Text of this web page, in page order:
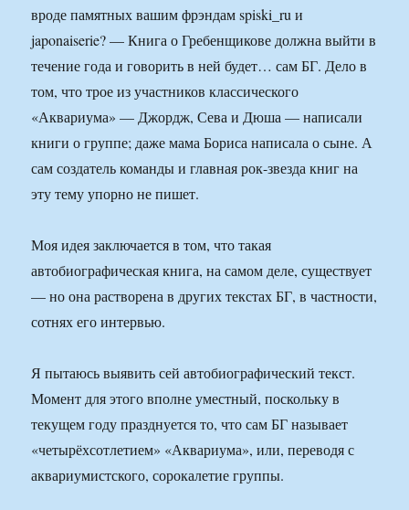
вроде памятных вашим фрэндам spiski_ru и
japonaiserie? — Книга о Гребенщикове должна выйти в
течение года и говорить в ней будет… сам БГ. Дело в
том, что трое из участников классического
«Аквариума» — Джордж, Сева и Дюша — написали
книги о группе; даже мама Бориса написала о сыне. А
сам создатель команды и главная рок-звезда книг на
эту тему упорно не пишет.
Моя идея заключается в том, что такая
автобиографическая книга, на самом деле, существует
— но она растворена в других текстах БГ, в частности,
сотнях его интервью.
Я пытаюсь выявить сей автобиографический текст.
Момент для этого вполне уместный, поскольку в
текущем году празднуется то, что сам БГ называет
«четырёхсотлетием» «Аквариума», или, переводя с
аквариумистского, сорокалетие группы.